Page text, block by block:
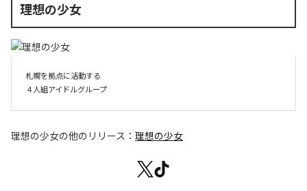
理想の少女
札幌を拠点に活動する
４人組アイドルグループ
理想の少女の他のリリース： 理想の少女